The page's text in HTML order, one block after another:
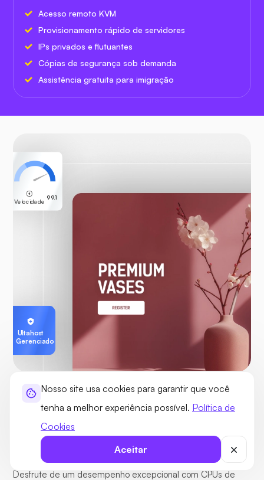
Nosso site usa cookies para garantir que você
tenha a melhor experiência possível. Política de
Cookies
Aceitar
Acesso remoto KVM
Provisionamento rápido de servidores
IPs privados e flutuantes
Cópias de segurança sob demanda
Assistência gratuita para imigração
SERVIDORES GERENCIADOS E DE ALTO DESEMPENHO
Servidores de alta velocidade com
baixa latência global
Desfrute de um desempenho excepcional com CPUs de
Velocidade
99.1
Ultahost
Gerenciado